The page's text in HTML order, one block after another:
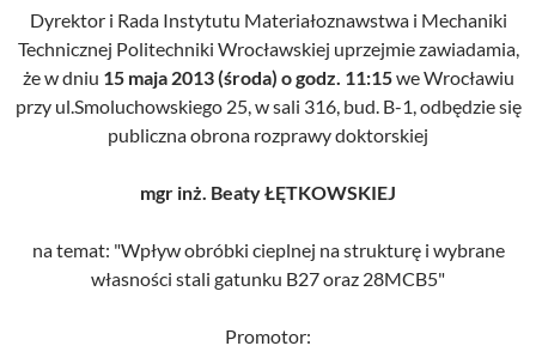
Dyrektor i Rada Instytutu Materiałoznawstwa i Mechaniki
Technicznej Politechniki Wrocławskiej uprzejmie zawiadamia,
że w dniu 15 maja 2013 (środa) o godz. 11:15we Wrocławiu
przy ul.Smoluchowskiego 25, w sali 316, bud. B-1, odbędzie się
publiczna obrona rozprawy doktorskiej
mgr inż. Beaty ŁĘTKOWSKIEJ
na temat: "Wpływ obróbki cieplnej na strukturę i wybrane
własności stali gatunku B27 oraz 28MCB5"
Promotor: